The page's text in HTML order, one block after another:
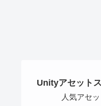
Unityアセット
人気アセ